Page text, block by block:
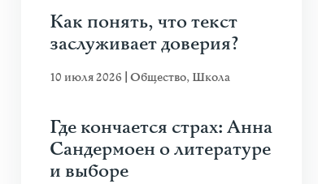
Как понять, что текст
заслуживает доверия?
10 июля 2026 Общество, Школа
Где кончается страх: Анна
Сандермоен о литературе
и выборе